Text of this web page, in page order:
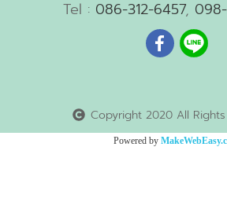
Tel : 086-312-6457,
Copyright 2020 All
Powered by